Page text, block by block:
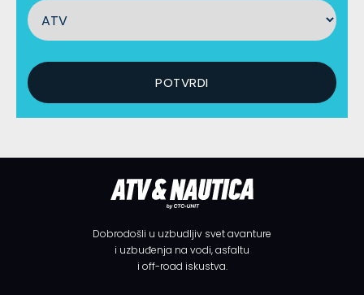
Dobrodošli u uzbudljiv svet avanture
i uzbuđenja na vodi, asfaltu
i off-road iskustva.